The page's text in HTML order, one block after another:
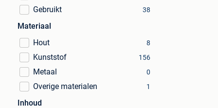
Gebruikt 38
Materiaal
Hout
8
Kunststof 156
Metaal 0
Overige materialen 1
Inhoud